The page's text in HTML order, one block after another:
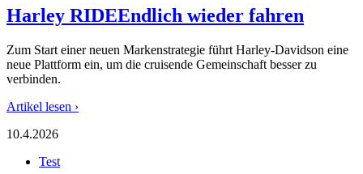
Harley RIDEEndlich wieder fahren
Zum Start einer neuen Markenstrategie führt Harley-Davidson eine
neue Plattform ein, um die cruisende Gemeinschaft besser zu
verbinden.
Artikel lesen ›
10.4.2026
Test